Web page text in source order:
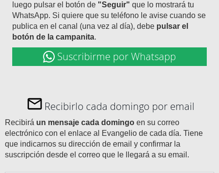
luego pulsar el botón de "Seguir" que lo mostrará tu
WhatsApp. Si quiere que su teléfono le avise cuando se
publica en el canal (una vez al día), debe pulsar el
botón de la campanita.
Suscribirme por Whatsapp
Recibirlo cada domingo por email
Recibirá un mensaje cada domingo en su correo
electrónico con el enlace al Evangelio de cada día. Tiene
que indicarnos su dirección de email y confirmar la
suscripción desde el correo que le llegará a su email.